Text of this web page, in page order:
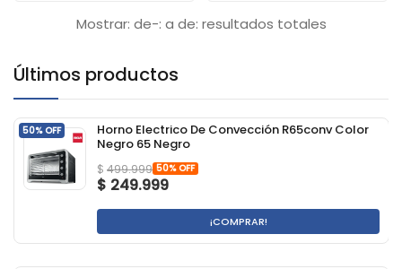
Últimos productos
50% OFF
Horno Electrico De Convección R65conv Color
Negro 65 Negro
$ 499.999 50% OFF
$ 249.999
¡COMPRAR!
Mostrar: de-: a de: resultados totales